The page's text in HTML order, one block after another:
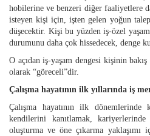
hobilerine ve benzeri diğer faaliyetlere
isteyen kişi için, işten gelen yoğun
düşecektir. Kişi bu yüzden iş-özel yaşam
durumunu daha çok hissedecek, denge
O açıdan iş-yaşam dengesi kişinin bakış
olarak “göreceli”dir.
Çalışma hayatının ilk yıllarında iş
Çalışma hayatının ilk
kendilerini kanıtlamak,
oluşturma ve öne çıkarma yaklaşımı